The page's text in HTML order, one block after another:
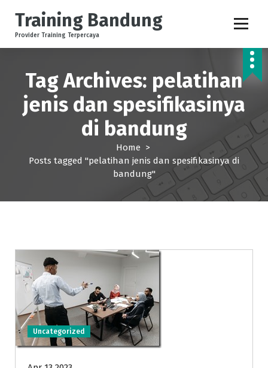
p
Training Bandung
Provider Training Terpercaya
Tag Archives: pelatihan
jenis dan spesifikasinya
di bandung
Home >
Posts tagged "pelatihan jenis dan spesifikasinya di
bandung"
Uncategorized